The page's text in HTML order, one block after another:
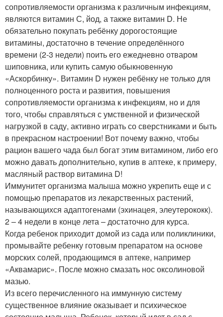
сопротивляемости организма к различным инфекциям,
являются витамин С, йод, а также витамин D. Не
обязательно покупать ребёнку дорогостоящие
витамины, достаточно в течение определённого
времени (2-3 недели) поить его ежедневно отваром
шиповника, или купить самую обыкновенную
«Аскорбинку». Витамин D нужен ребёнку не только для
полноценного роста и развития, повышения
сопротивляемости организма к инфекциям, но и для
того, чтобы справляться с умственной и физической
нагрузкой в саду, активно играть со сверстниками и быть
в прекрасном настроении! Вот почему важно, чтобы
рацион вашего чада был богат этим витамином, либо его
можно давать дополнительно, купив в аптеке, к примеру,
масляный раствор витамина D!
Иммунитет организма малыша можно укрепить еще и с
помощью препаратов из лекарственных растений,
называющихся адаптогенами (эхинацея, элеутерококк).
2 – 4 недели в конце лета – достаточно для курса.
Когда ребенок приходит домой из сада или поликлиники,
промывайте ребенку готовым препаратом на основе
морских солей, продающимся в аптеке, например
«Аквамарис». После можно смазать нос оксолиновой
мазью.
Из всего перечисленного на иммунную систему
существенное влияние оказывает и психическое